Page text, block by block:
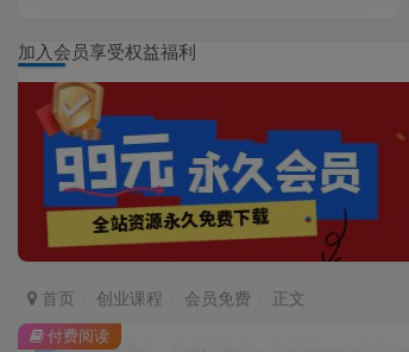
加入会员享受权益福利
首页 创业课程 会员免费 正文
付费阅读